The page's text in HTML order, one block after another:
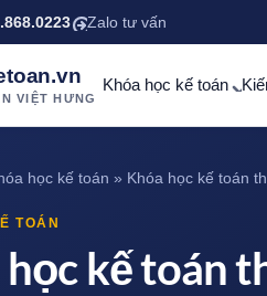
Zalo tư vấn
VIỆT HƯNG
Khóa học kế toán
học kế toán » Khóa học kế toán
TOÁN
học kế toán